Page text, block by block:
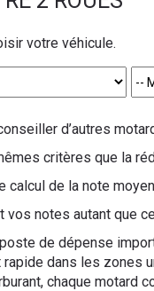
votre véhicule.
d’autres
critères que la
calcul de la note
vos notes autant que
de dépense
dans les zones
chaque motard